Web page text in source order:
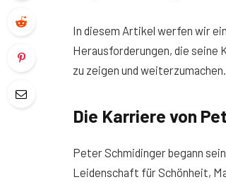
In diesem Artikel werfen wir
Herausforderungen, die seine
zu zeigen und weiterzumachen.
Die Karriere von
Peter Schmidinger begann
Leidenschaft für Schönheit,